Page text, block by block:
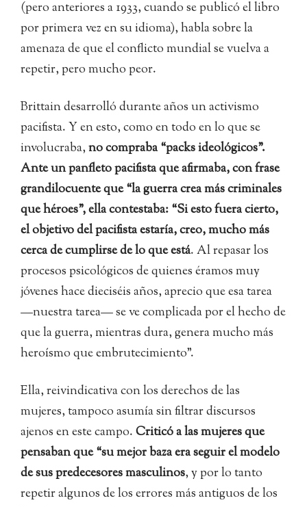
(pero anteriores a 1933, cuando se publicó el libro
por primera vez en su idioma), habla sobre la
amenaza de que el conflicto mundial se vuelva a
repetir, pero mucho peor.
Brittain desarrolló durante años un activismo
pacifista. Y en esto, como en todo en lo que se
involucraba,no compraba “packs ideológicos”.
Ante un panfleto pacifista que afirmaba, con frase
grandilocuente que “la guerra crea más criminales
que héroes”, ella contestaba: “Si esto fuera cierto,
el objetivo del pacifista estaría, creo, mucho más
cerca de cumplirse de lo que está. Al repasar los
procesos psicológicos de quienes éramos muy
jóvenes hace dieciséis años, aprecio que esa tarea
—nuestra tarea— se ve complicada por el hecho de
que la guerra, mientras dura, genera mucho más
heroísmo que embrutecimiento”.
Ella, reivindicativa con los derechos de las
mujeres, tampoco asumía sin filtrar discursos
ajenos en este campo.Criticó a las mujeres que
pensaban que “su mejor baza era seguir el modelo
de sus predecesores masculinos, y por lo tanto
repetir algunos de los errores más antiguos de los